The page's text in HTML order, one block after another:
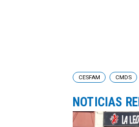
CESFAM CMDS
NOTICIAS